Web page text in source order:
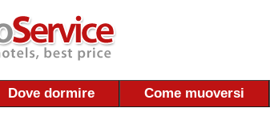
Dove dormire Come muoversi